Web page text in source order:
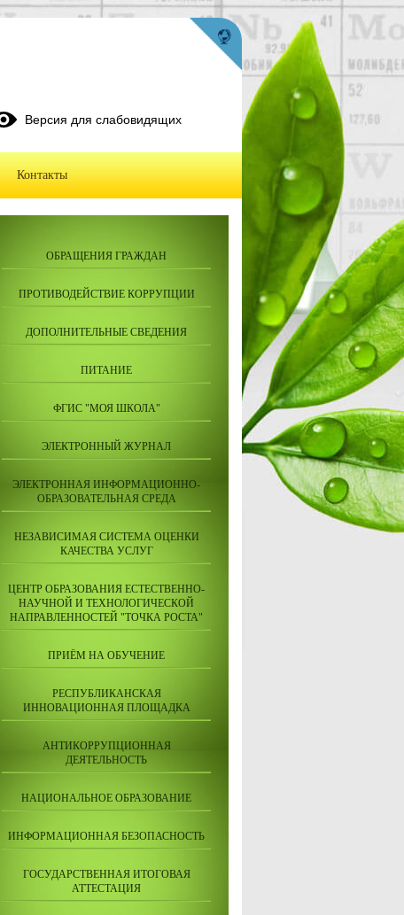
ОБРАЩЕНИЯ ГРАЖДАН
ПРОТИВОДЕЙСТВИЕ КОРРУПЦИИ
ДОПОЛНИТЕЛЬНЫЕ СВЕДЕНИЯ
ПИТАНИЕ
ФГИС "МОЯ ШКОЛА"
ЭЛЕКТРОННЫЙ ЖУРНАЛ
ЭЛЕКТРОННАЯ ИНФОРМАЦИОННО-
ОБРАЗОВАТЕЛЬНАЯ СРЕДА
НЕЗАВИСИМАЯ СИСТЕМА ОЦЕНКИ
КАЧЕСТВА УСЛУГ
ЦЕНТР ОБРАЗОВАНИЯ ЕСТЕСТВЕННО-
НАУЧНОЙ И ТЕХНОЛОГИЧЕСКОЙ
НАПРАВЛЕННОСТЕЙ "ТОЧКА РОСТА"
ПРИЁМ НА ОБУЧЕНИЕ
РЕСПУБЛИКАНСКАЯ
ИННОВАЦИОННАЯ ПЛОЩАДКА
АНТИКОРРУПЦИОННАЯ
ДЕЯТЕЛЬНОСТЬ
НАЦИОНАЛЬНОЕ ОБРАЗОВАНИЕ
ИНФОРМАЦИОННАЯ БЕЗОПАСНОСТЬ
ГОСУДАРСТВЕННАЯ ИТОГОВАЯ
АТТЕСТАЦИЯ
Версия для слабовидящих
Контакты